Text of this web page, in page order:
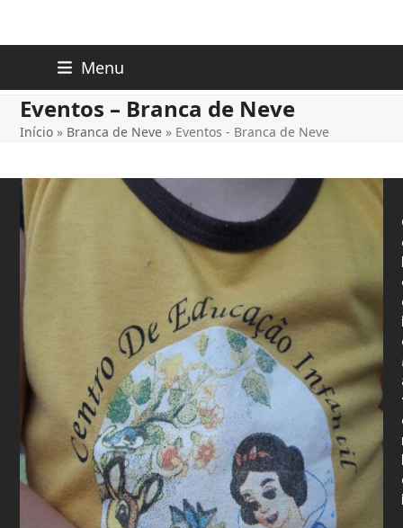
content
Menu
Eventos – Branca de Neve
Início » Branca de Neve » Eventos - Branca de Neve